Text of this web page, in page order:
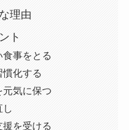
理由
ト
事をとる
慣化する
元気に保つ
し
を受ける